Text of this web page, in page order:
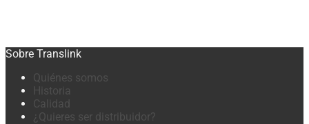
Sobre Translink
Quiénes somos
Historia
Calidad
¿Quieres ser distribuidor?